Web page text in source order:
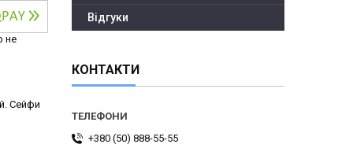
не
Сейфи
Відгуки
КОНТАКТИ
+380 (50) 888-55-55